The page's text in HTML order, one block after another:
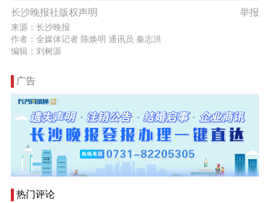
举报
长沙晚报社版权声明
来源：长沙晚报
作者：全媒体记者 陈焕明 通讯员 秦志洪
编辑：刘树源
广告
热门评论